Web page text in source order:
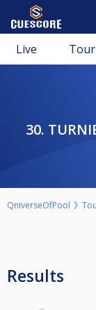
Live
30.
QniverseOfPool
Results